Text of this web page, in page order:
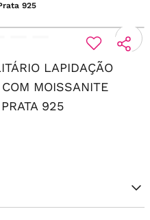
925
LAPIDAÇÃO
MOISSANITE
925